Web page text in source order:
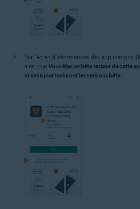
Sur l'écran d'informations des applications,
ainsi que Vous êtes un bêta testeur de cette
mises à jour incluront les versions bêta.